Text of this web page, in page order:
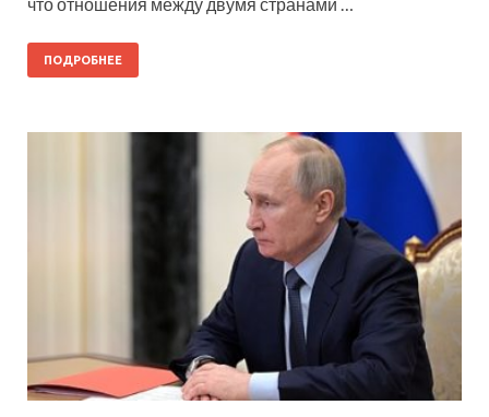
что отношения между двумя странами …
ПОДРОБНЕЕ